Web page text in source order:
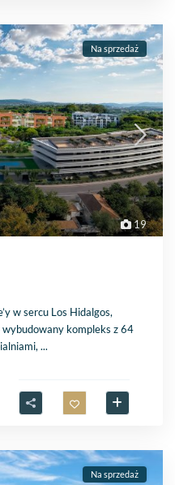
19
Na sprzedaż
w sercu Los Hidalgos,
kompleks z 64
...
Na sprzedaż